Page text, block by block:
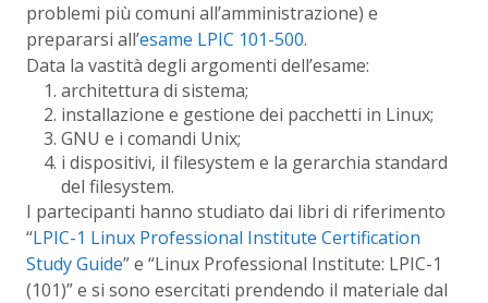
problemi più comuni all’amministrazione) e
prepararsi all’esame LPIC 101-500.
Data la vastità degli argomenti dell’esame:
architettura di sistema;
installazione e gestione dei pacchetti in Linux;
GNU e i comandi Unix;
i dispositivi, il filesystem e la gerarchia standard
del filesystem.
I partecipanti hanno studiato dai libri di riferimento
“LPIC-1 Linux Professional Institute Certification
Study Guide” e “Linux Professional Institute: LPIC-1
(101)” e si sono esercitati prendendo il materiale dal